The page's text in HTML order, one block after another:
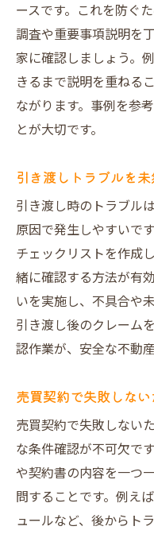
ースです。これを防ぐ
調査や重要事項説明を
家に確認しましょう。
きるまで説明を重ねる
ながります。事例を参
とが大切です。
引き渡しトラブルを
引き渡し時のトラブル
原因で発生しやすいで
チェックリストを作成
緒に確認する方法が有
いを実施し、不具合や
引き渡し後のクレーム
認作業が、安全な不動
売買契約で失敗しな
売買契約で失敗しない
な条件確認が不可欠で
や契約書の内容を一つ
問することです。例え
ュールなど、後からト